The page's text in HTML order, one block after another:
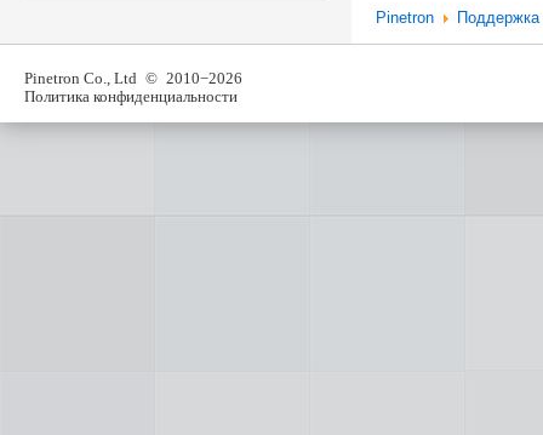
Pinetron Поддержка
Pinetron Co., Ltd © 2010−2026
Политика конфиденциальности